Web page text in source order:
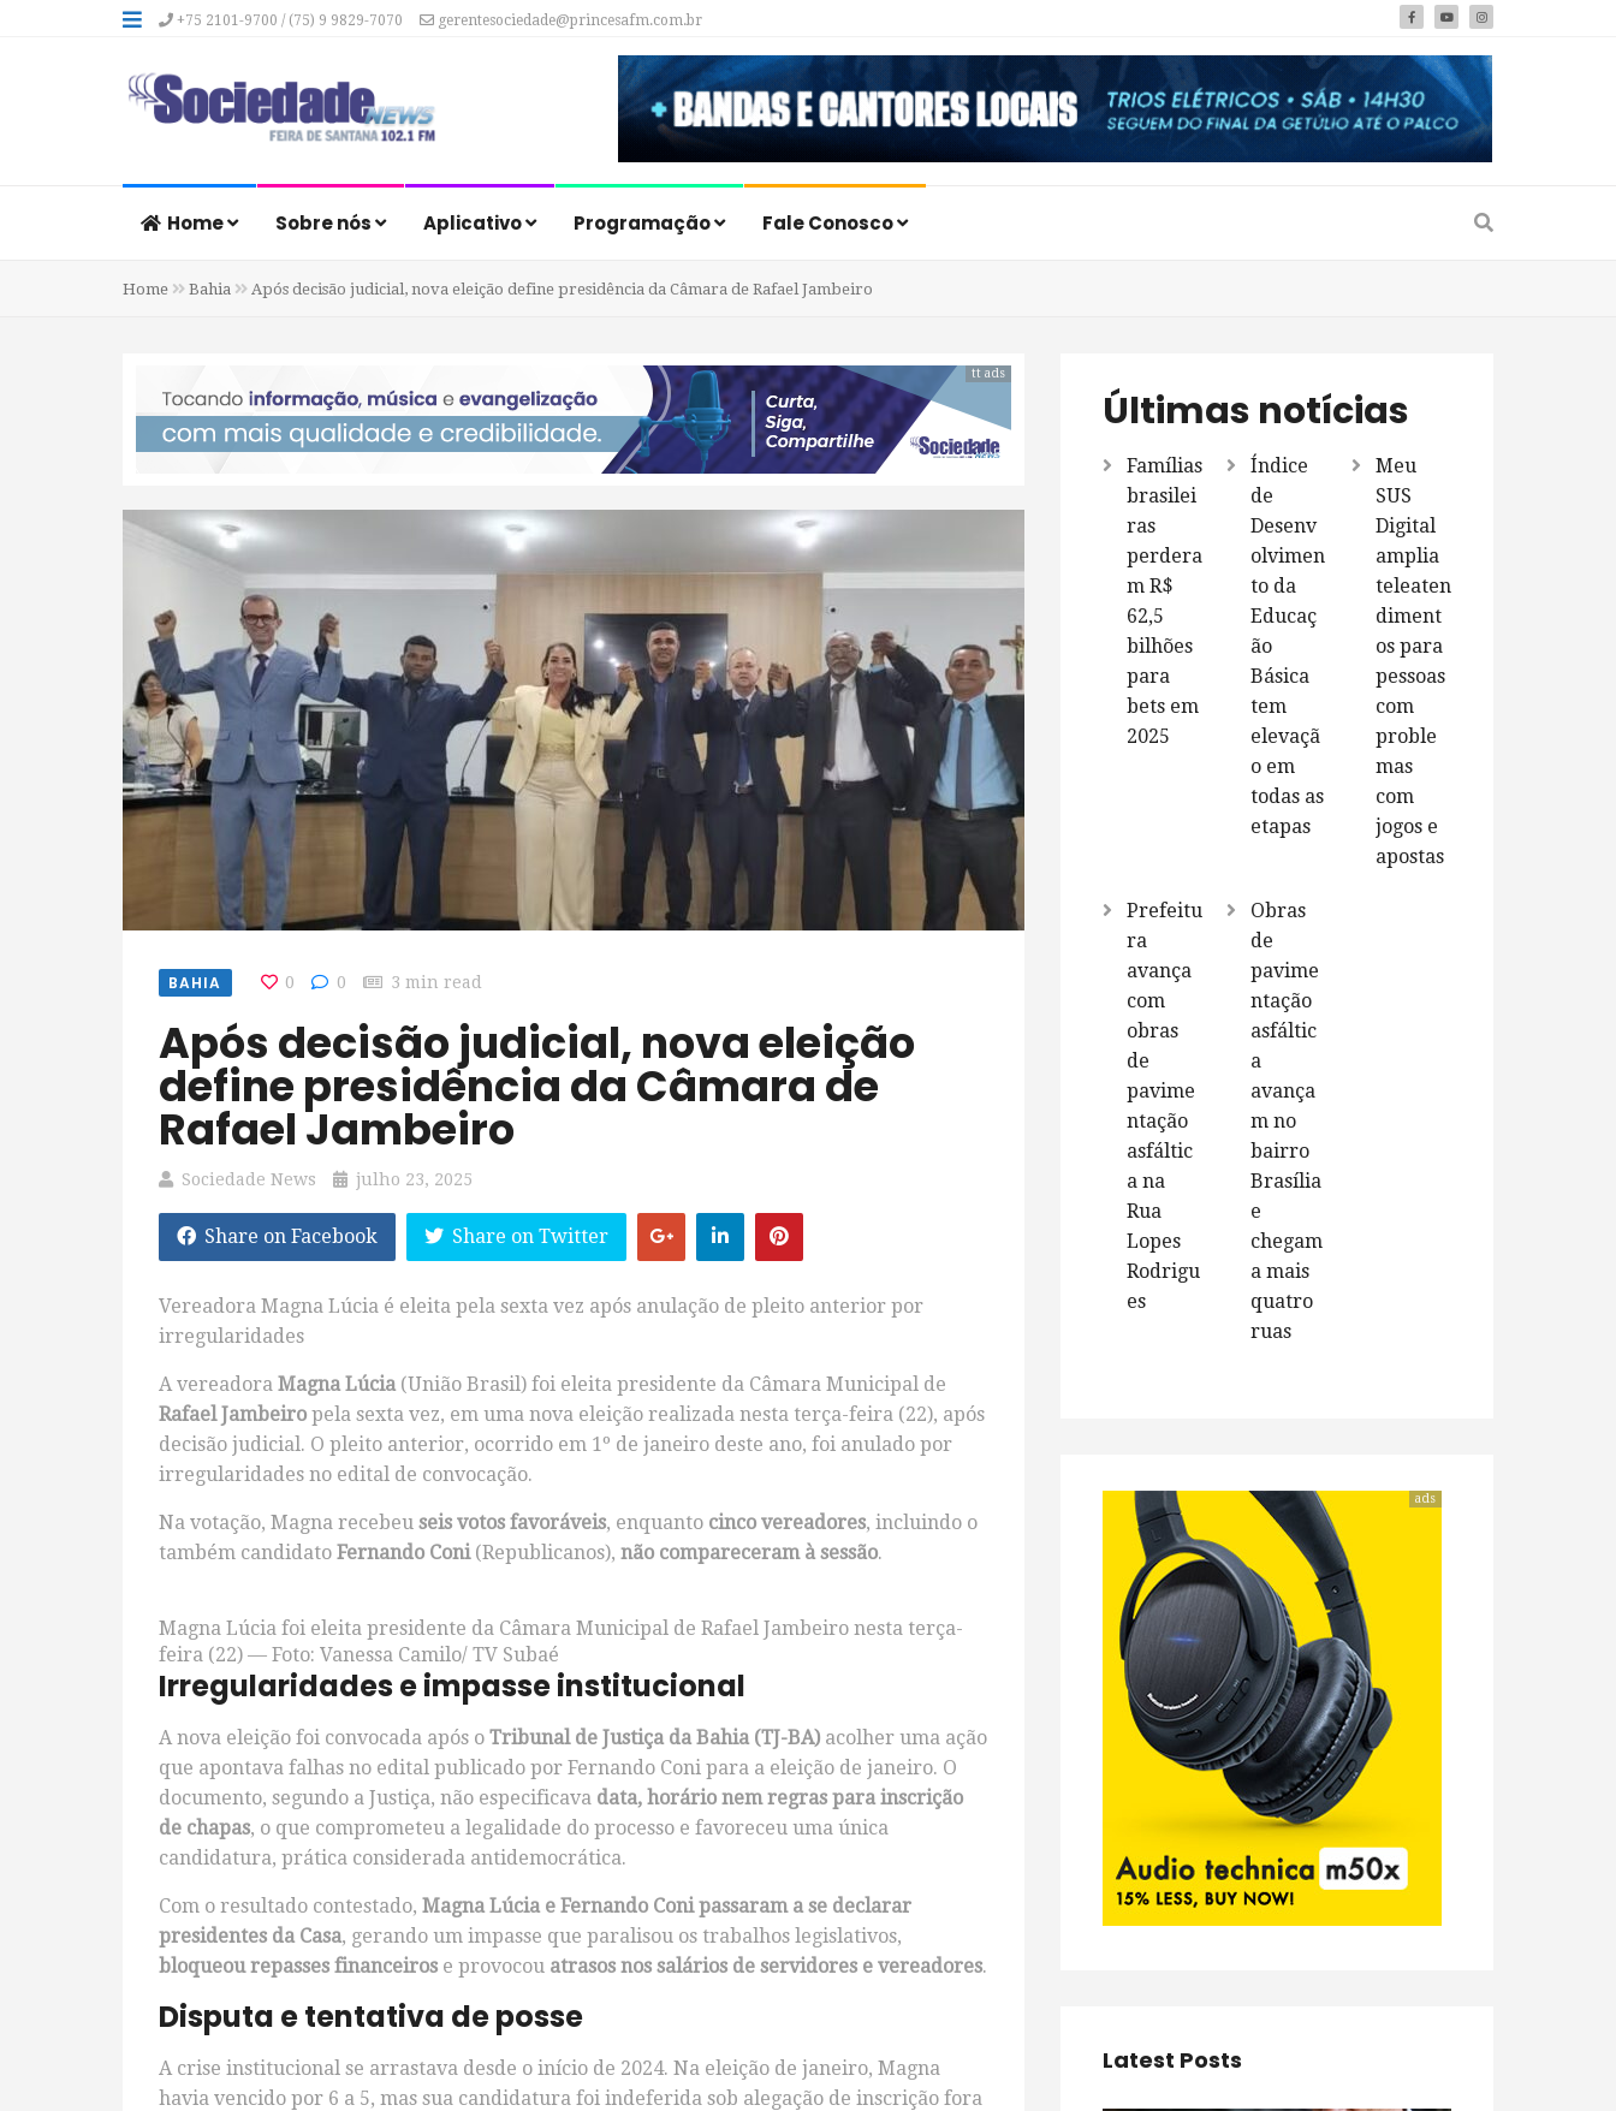
+75 2101-9700 / (75) 9 9829-7070 gerentesociedade@princesafm.com.br
Home Sobre nós Aplicativo Programação Fale Conosco
Home Bahia Após decisão judicial, nova eleição define presidência da Câmara de Rafael Jambeiro
tt ads
BAHIA 0 0 3 min read
Após decisão judicial, nova eleição
define presidência da Câmara de
Rafael Jambeiro
Sociedade News julho 23, 2025
Share on Facebook Share on Twitter
Vereadora Magna Lúcia é eleita pela sexta vez após anulação de pleito anterior por
irregularidades
A vereadora Magna Lúcia(União Brasil) foi eleita presidente da Câmara Municipal de
Rafael Jambeiro pela sexta vez, em uma nova eleição realizada nesta terça-feira (22), após
decisão judicial. O pleito anterior, ocorrido em 1º de janeiro deste ano, foi anulado por
irregularidades no edital de convocação.
Na votação, Magna recebeu seis votos favoráveis, enquanto cinco vereadores, incluindo o
também candidato Fernando Coni(Republicanos), não compareceram à sessão.
Magna Lúcia foi eleita presidente da Câmara Municipal de Rafael Jambeiro nesta terça-
feira (22) — Foto: Vanessa Camilo/ TV Subaé
Irregularidades e impasse institucional
A nova eleição foi convocada após o Tribunal de Justiça da Bahia (TJ-BA) acolher uma ação
que apontava falhas no edital publicado por Fernando Coni para a eleição de janeiro. O
documento, segundo a Justiça, não especificava data, horário nem regras para inscrição
de chapas, o que comprometeu a legalidade do processo e favoreceu uma única
candidatura, prática considerada antidemocrática.
Com o resultado contestado, Magna Lúcia e Fernando Coni passaram a se declarar
presidentes da Casa, gerando um impasse que paralisou os trabalhos legislativos,
bloqueou repasses financeiros e provocou atrasos nos salários de servidores e vereadores.
Disputa e tentativa de posse
A crise institucional se arrastava desde o início de 2024. Na eleição de janeiro, Magna
havia vencido por 6 a 5, mas sua candidatura foi indeferida sob alegação de inscrição fora
Últimas notícias
Famílias
brasilei
ras
perdera
m R$
62,5
bilhões
para
bets em
2025
Índice
de
Desenv
olvimen
to da
Educaç
ão
Básica
tem
elevaçã
o em
todas as
etapas
Meu
SUS
Digital
amplia
teleaten
diment
os para
pessoas
com
proble
mas
com
jogos e
apostas
Prefeitu
ra
avança
com
obras
de
pavime
ntação
asfáltic
a na
Rua
Lopes
Rodrigu
es
Obras
de
pavime
ntação
asfáltic
a
avança
m no
bairro
Brasília
e
chegam
a mais
quatro
ruas
ads
Latest Posts